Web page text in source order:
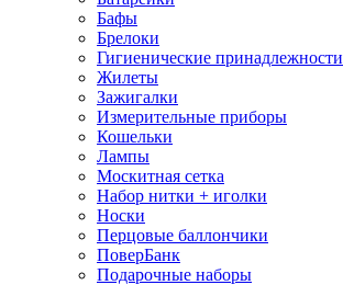
Бафы
Брелоки
Гигиенические принадлежности
Жилеты
Зажигалки
Измерительные приборы
Кошельки
Лампы
Москитная сетка
Набор нитки + иголки
Носки
Перцовые баллончики
ПоверБанк
Подарочные наборы